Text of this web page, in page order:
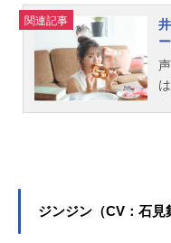
関連記事
ジンジン（CV：石見